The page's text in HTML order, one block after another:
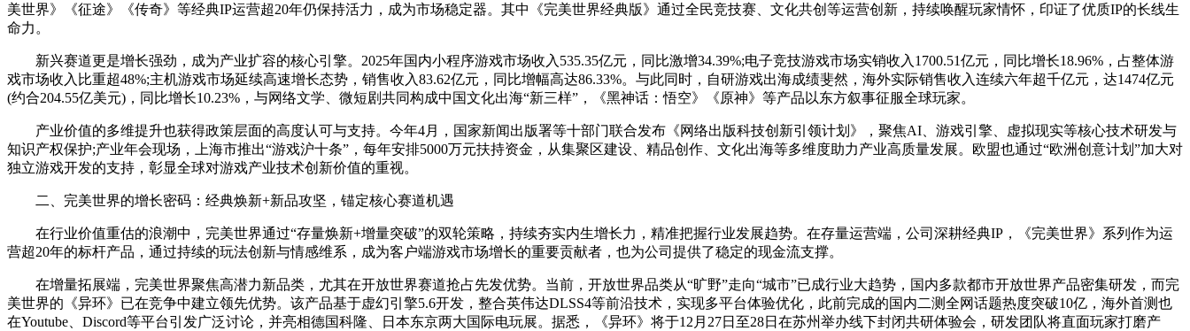
美世界》《征途》《传奇》等经典IP运营超20年仍保持活力，成为市场稳定器。其中《完美世界经典版》通过全民竞技赛、文化共创等运营创新，持续唤醒玩家情怀，印证了优质IP的长线生
命力。
新兴赛道更是增长强劲，成为产业扩容的核心引擎。2025年国内小程序游戏市场收入535.35亿元，同比激增34.39%;电子竞技游戏市场实销收入1700.51亿元，同比增长18.96%，占整体游
戏市场收入比重超48%;主机游戏市场延续高速增长态势，销售收入83.62亿元，同比增幅高达86.33%。与此同时，自研游戏出海成绩斐然，海外实际销售收入连续六年超千亿元，达1474亿元
(约合204.55亿美元)，同比增长10.23%，与网络文学、微短剧共同构成中国文化出海“新三样”，《黑神话：悟空》《原神》等产品以东方叙事征服全球玩家。
产业价值的多维提升也获得政策层面的高度认可与支持。今年4月，国家新闻出版署等十部门联合发布《网络出版科技创新引领计划》，聚焦AI、游戏引擎、虚拟现实等核心技术研发与
知识产权保护;产业年会现场，上海市推出“游戏沪十条”，每年安排5000万元扶持资金，从集聚区建设、精品创作、文化出海等多维度助力产业高质量发展。欧盟也通过“欧洲创意计划”加大对
独立游戏开发的支持，彰显全球对游戏产业技术创新价值的重视。
二、完美世界的增长密码：经典焕新+新品攻坚，锚定核心赛道机遇
在行业价值重估的浪潮中，完美世界通过“存量焕新+增量突破”的双轮策略，持续夯实内生增长力，精准把握行业发展趋势。在存量运营端，公司深耕经典IP，《完美世界》系列作为运
营超20年的标杆产品，通过持续的玩法创新与情感维系，成为客户端游戏市场增长的重要贡献者，也为公司提供了稳定的现金流支撑。
在增量拓展端，完美世界聚焦高潜力新品类，尤其在开放世界赛道抢占先发优势。当前，开放世界品类从“旷野”走向“城市”已成行业大趋势，国内多款都市开放世界产品密集研发，而完
美世界的《异环》已在竞争中建立领先优势。该产品基于虚幻引擎5.6开发，整合英伟达DLSS4等前沿技术，实现多平台体验优化，此前完成的国内二测全网话题热度突破10亿，海外首测也
在Youtube、Discord等平台引发广泛讨论，并亮相德国科隆、日本东京两大国际电玩展。据悉，《异环》将于12月27日至28日在苏州举办线下封闭共研体验会，研发团队将直面玩家打磨产